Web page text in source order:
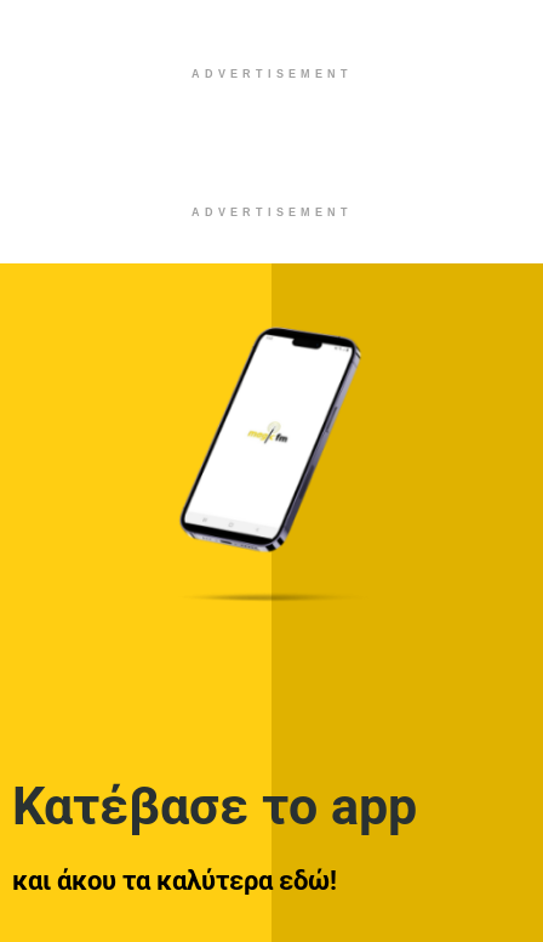
ADVERTISEMENT
ADVERTISEMENT
Κατέβασε το app
και άκου τα καλύτερα εδώ!